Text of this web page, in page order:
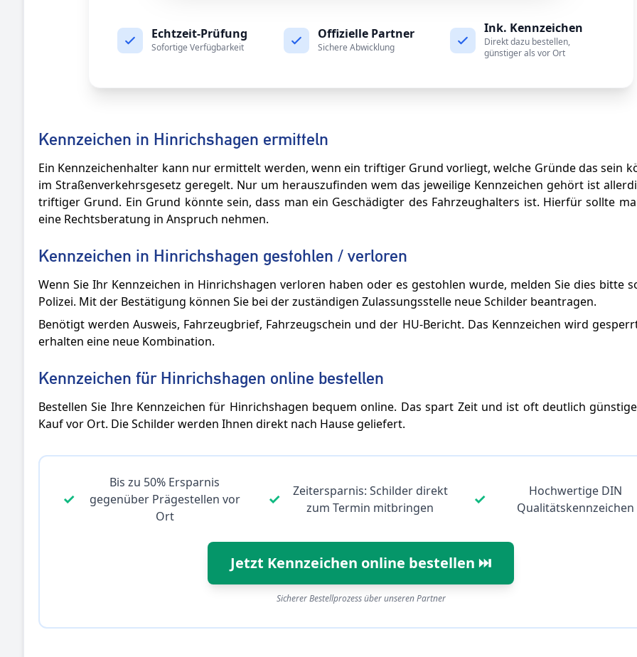
Echtzeit-Prüfung
Sofortige Verfügbarkeit
Offizielle Partner
Sichere Abwicklung
Ink. Kennzeichen
Direkt dazu bestellen,
günstiger als vor Ort
Kennzeichen in Hinrichshagen ermitteln
Ein Kennzeichenhalter kann nur ermittelt werden, wenn ein triftiger Grund vorliegt, welche Gründe das sein
im Straßenverkehrsgesetz geregelt. Nur um herauszufinden wem das jeweilige Kennzeichen gehört ist
triftiger Grund. Ein Grund könnte sein, dass man ein Geschädigter des Fahrzeughalters ist. Hierfür sollte
eine Rechtsberatung in Anspruch nehmen.
Kennzeichen in Hinrichshagen gestohlen / verloren
Wenn Sie Ihr Kennzeichen in Hinrichshagen verloren haben oder es gestohlen wurde, melden Sie dies bitte
Polizei. Mit der Bestätigung können Sie bei der zuständigen Zulassungsstelle neue Schilder beantragen.
Benötigt werden Ausweis, Fahrzeugbrief, Fahrzeugschein und der HU-Bericht. Das Kennzeichen wird
erhalten eine neue Kombination.
Kennzeichen für Hinrichshagen online bestellen
Bestellen Sie Ihre Kennzeichen für Hinrichshagen bequem online. Das spart Zeit und ist oft deutlich
Kauf vor Ort. Die Schilder werden Ihnen direkt nach Hause geliefert.
✓
Bis zu 50% Ersparnis
gegenüber Prägestellen vor
Ort
✓
Zeitersparnis: Schilder direkt
zum Termin mitbringen
✓
Hochwertige DIN
Qualitätskennzeichen
Jetzt Kennzeichen online bestellen ⏭️
Sicherer Bestellprozess über unseren Partner